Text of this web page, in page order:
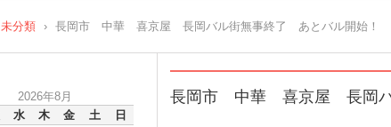
未分類 › 長岡市 中華 喜京屋 長岡バル街無事終了 あとバル開始！
長岡市 中華 喜京屋 長岡バ
2026年8月
水 木 金 土 日